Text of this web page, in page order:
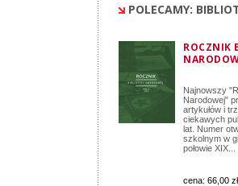
POLECAMY:
ROCZNIK
Najnowszy
Narodowej"
artykułów i
ciekawych
lat. Numer
szkolnym w
połowie XIX...
cena: 66,00 zł